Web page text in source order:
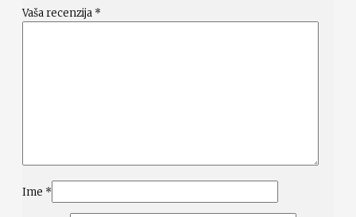
Vaša recenzija *
Ime *